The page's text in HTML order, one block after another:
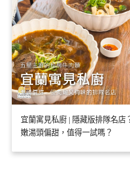
宜蘭寓見私廚 | 隱藏版排隊名
嫩湯頭偏甜，值得一試嗎？